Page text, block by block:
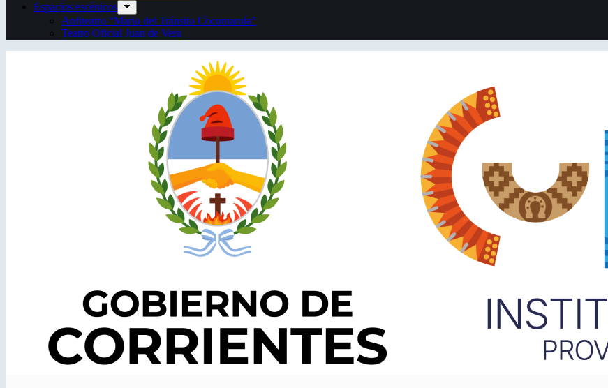
Espacios escénicos
Anfiteatro “Mario del Tránsito Cocomarola”
Teatro Oficial Juan de Vera